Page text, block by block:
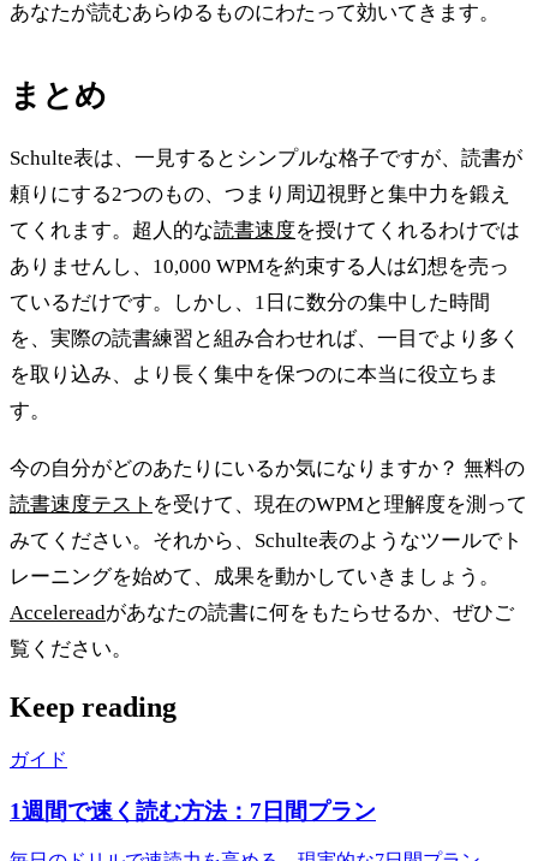
あなたが読むあらゆるものにわたって効いてきます。
まとめ
Schulte表は、一見するとシンプルな格子ですが、読書が
頼りにする2つのもの、つまり周辺視野と集中力を鍛え
てくれます。超人的な読書速度を授けてくれるわけでは
ありませんし、10,000 WPMを約束する人は幻想を売っ
ているだけです。しかし、1日に数分の集中した時間
を、実際の読書練習と組み合わせれば、一目でより多く
を取り込み、より長く集中を保つのに本当に役立ちま
す。
今の自分がどのあたりにいるか気になりますか？ 無料の
読書速度テスト を受けて、現在のWPMと理解度を測って
みてください。それから、Schulte表のようなツールでト
レーニングを始めて、成果を動かしていきましょう。
Accelereadがあなたの読書に何をもたらせるか、ぜひご
覧ください。
Keep reading
ガイド
1週間で速く読む方法：7日間プラン